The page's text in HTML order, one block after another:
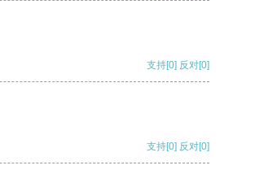
支持[0] 反对[0]
支持[0] 反对[0]